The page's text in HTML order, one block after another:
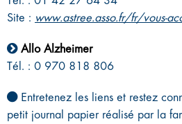
Site : www.astree.asso.fr/fr/vous-
Allo Alzheimer
Tél. : 0 970 818 806
Entretenez les liens et restez
petit journal papier réalisé par la